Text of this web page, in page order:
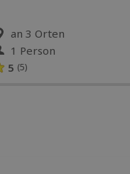
an 3 Orten
1 Person
5 (5)